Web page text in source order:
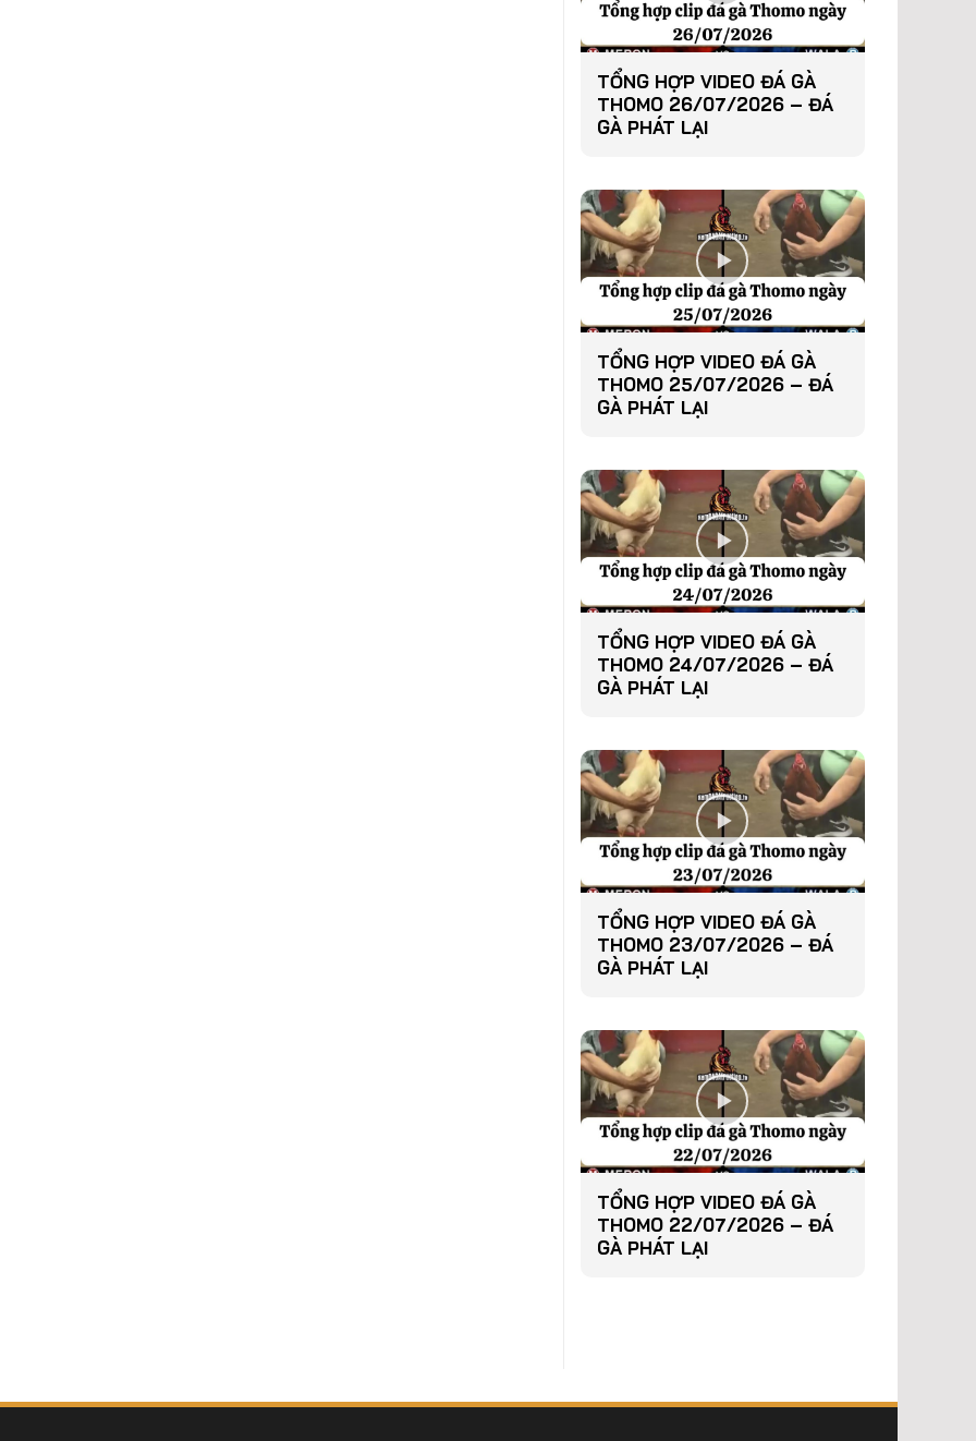
TỔNG HỢP VIDEO ĐÁ GÀ
THOMO 26/07/2026 – ĐÁ
GÀ PHÁT LẠI
TỔNG HỢP VIDEO ĐÁ GÀ
THOMO 25/07/2026 – ĐÁ
GÀ PHÁT LẠI
TỔNG HỢP VIDEO ĐÁ GÀ
THOMO 24/07/2026 – ĐÁ
GÀ PHÁT LẠI
TỔNG HỢP VIDEO ĐÁ GÀ
THOMO 23/07/2026 – ĐÁ
GÀ PHÁT LẠI
TỔNG HỢP VIDEO ĐÁ GÀ
THOMO 22/07/2026 – ĐÁ
GÀ PHÁT LẠI